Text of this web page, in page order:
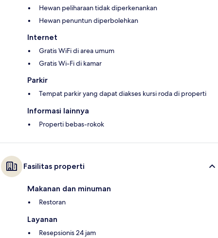
Hewan peliharaan tidak diperkenankan
Hewan penuntun diperbolehkan
Internet
Gratis WiFi di area umum
Gratis Wi-Fi di kamar
Parkir
Tempat parkir yang dapat diakses kursi roda di properti
Informasi lainnya
Properti bebas-rokok
Fasilitas properti
Makanan dan minuman
Restoran
Layanan
Resepsionis 24 jam